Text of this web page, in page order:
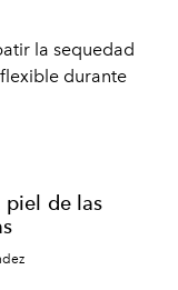
la sequedad
durante
de las